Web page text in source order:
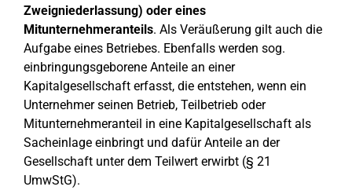
Zweigniederlassung) oder eines
Mitunternehmeranteils. Als Veräußerung gilt auch die
Aufgabe eines Betriebes. Ebenfalls werden sog.
einbringungsgeborene Anteile an einer
Kapitalgesellschaft erfasst, die entstehen, wenn ein
Unternehmer seinen Betrieb, Teilbetrieb oder
Mitunternehmeranteil in eine Kapitalgesellschaft als
Sacheinlage einbringt und dafür Anteile an der
Gesellschaft unter dem Teilwert erwirbt (§ 21
UmwStG).